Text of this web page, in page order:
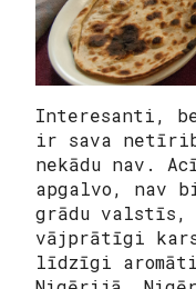
Interesanti,
ir sava
nekādu nav.
apgalvo, nav
grādu
vājprātīgi
līdzīgi